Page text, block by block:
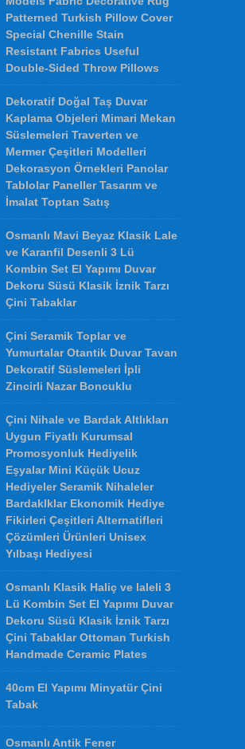
Kaseler Klasik Turkuvaz
Kabartma Dantel Milenyum
Desenleri Çeşitleri Toptan Satış
Fiyatları
Seramik Karo ve Panolar
Wholesale Retail Top Selling
Models Fabric Decorative Rug
Patterned Turkish Pillow Cover
Special Chenille Stain
Double-Sided Throw Pillows
Dekoratif Doğal Taş Duvar
Kaplama Objeleri Mimari Mekan
Süslemeleri Traverten ve
Dekorasyon Örnekleri Panolar
Tablolar Paneller Tasarım ve
İmalat Toptan Satış
ve Karanfil Desenli 3 Lü
Kombin Set El Yapımı Duvar
Dekoru Süsü Klasik İznik Tarzı
Çini Tabaklar
Çini Seramik Toplar ve
Yumurtalar Otantik Duvar Tavan
Dekoratif Süslemeleri İpli
Zincirli Nazar Boncuklu
Çini Nihale ve Bardak Altlıkları
Uygun Fiyatlı Kurumsal
Promosyonluk Hediyelik
Eşyalar Mini Küçük Ucuz
Hediyeler Seramik Nihaleler
Fikirleri Çeşitleri Alternatifleri
Çözümleri Ürünleri Unisex